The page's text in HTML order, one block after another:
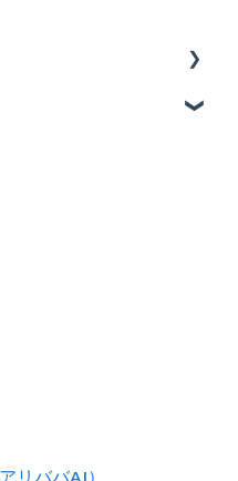
る
に返信する
り込む
析する